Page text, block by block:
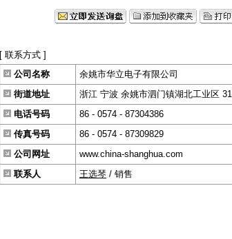
[ 联系方式 ]
公司名称
余姚市华立电子有限公司
街道地址
浙江 宁波 余姚市泗门镇湖北工业区
电话号码
86 - 0574 - 87304386
传真号码
86 - 0574 - 87309829
公司网址
www.china-shanghua.com
联系人
王选琴 / 销售